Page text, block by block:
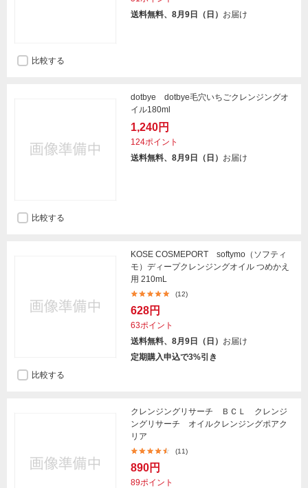
送料無料、8月9日（日） お届け
比較する
dotbye dotbye毛穴いちごクレンジングオ
イル180ml
1,240円
124ポイント
送料無料、8月9日（日） お届け
比較する
KOSE COSMEPORT softymo（ソフティ
モ）ディープクレンジングオイル つめかえ
用 210mL
(12)
628円
63ポイント
送料無料、8月9日（日） お届け
定期購入申込で3%引き
比較する
クレンジングリサーチ ＢＣＬ クレンジ
ングリサーチ オイルクレンジングポアク
リア
(11)
890円
89ポイント